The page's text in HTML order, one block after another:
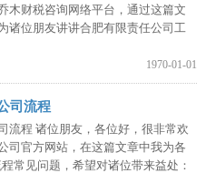
木财税咨询网络平台，通过这篇文
诸位朋友讲讲合肥有限责任公司工
1970-01-01
司流程
流程 诸位朋友，各位好，很非常欢
司官方网站，在这篇文章中我为各
常见问题，希望对诸位带来益处：